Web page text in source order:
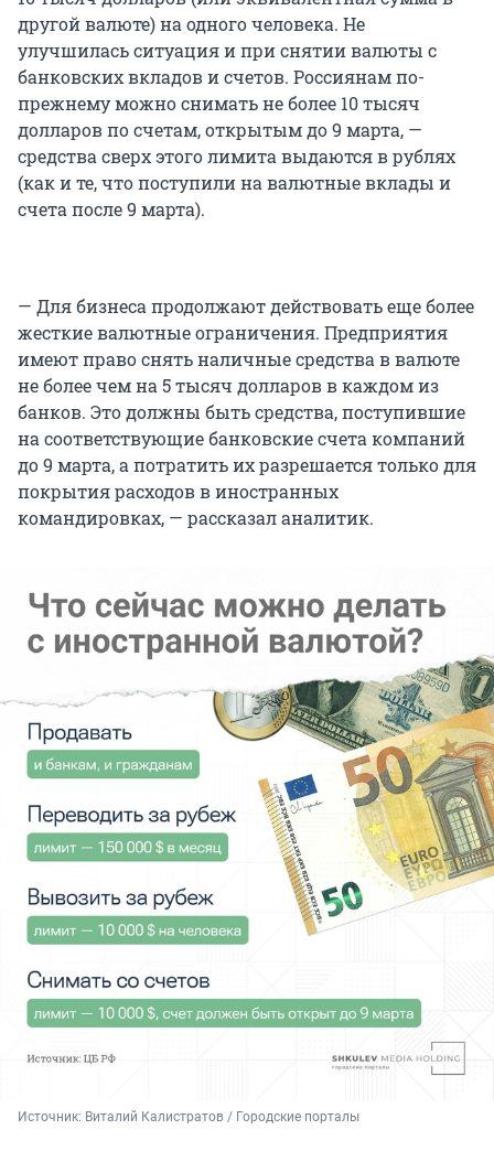
другой валюте) на одного человека. Не
улучшилась ситуация и при снятии валюты с
банковских вкладов и счетов. Россиянам по-
прежнему можно снимать не более 10 тысяч
долларов по счетам, открытым до 9 марта, —
средства сверх этого лимита выдаются в рублях
(как и те, что поступили на валютные вклады и
счета после 9 марта).
— Для бизнеса продолжают действовать еще более
жесткие валютные ограничения. Предприятия
имеют право снять наличные средства в валюте
не более чем на 5 тысяч долларов в каждом из
банков. Это должны быть средства, поступившие
на соответствующие банковские счета компаний
до 9 марта, а потратить их разрешается только для
покрытия расходов в иностранных
командировках, — рассказал аналитик.
Источник: Виталий Калистратов / Городские порталы